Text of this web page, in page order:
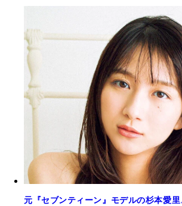
元『セブンティーン』モデルの杉本愛